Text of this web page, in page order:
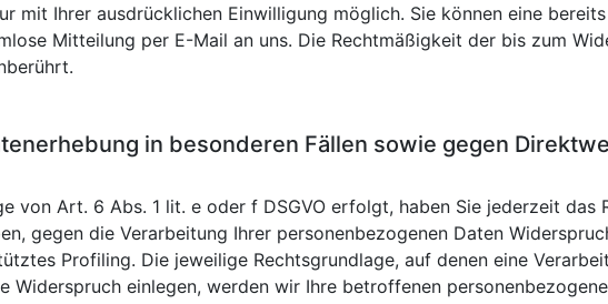
mit Ihrer ausdrücklichen Einwilligung möglich. Sie können eine
Mitteilung per E-Mail an uns. Die Rechtmäßigkeit der bis zum
in besonderen Fällen sowie gegen
von Art. 6 Abs. 1 lit. e oder f DSGVO erfolgt, haben Sie jederzeit das
gegen die Verarbeitung Ihrer personenbezogenen Daten
Profiling. Die jeweilige Rechtsgrundlage, auf denen eine
Widerspruch einlegen, werden wir Ihre betroffenen